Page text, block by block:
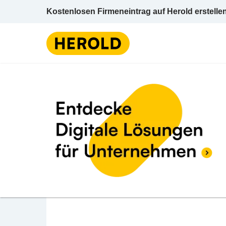
Kostenlosen Firmeneintrag auf Herold
BEWERTUNG ABGEBEN
Vinoble Day Spa
Grazer Straße 125 8430 Kaindorf Leibnitz
Kosmetikinstitut